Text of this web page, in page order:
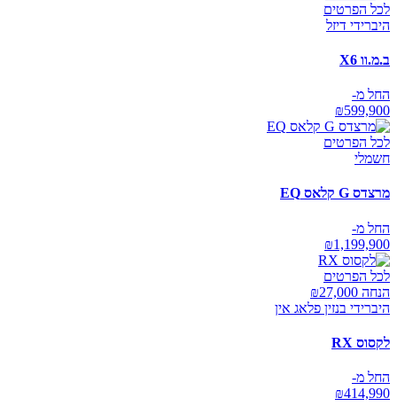
לכל הפרטים
היברידי דיזל
ב.מ.וו X6
החל מ-
₪599,900
לכל הפרטים
חשמלי
מרצדס G קלאס EQ
החל מ-
₪1,199,900
לכל הפרטים
הנחה ₪ 27,000
היברידי בנזין פלאג אין
לקסוס RX
החל מ-
₪414,990